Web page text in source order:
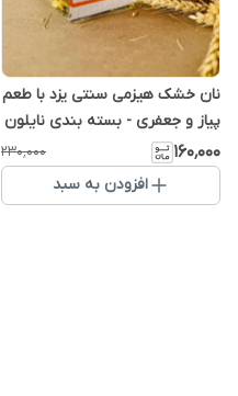
نان خشک هیزمی سنتی یزد با طعم
پیاز و جعفری - بسته بندی نایلون
یک کیلویی
۱۶۰٬۰۰۰ ۲۳۰٬۰۰۰
افزودن به سبد